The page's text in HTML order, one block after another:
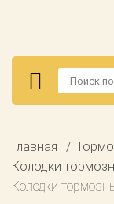
запросу
техобслуживание
Регистрация
Главная
Колодки
Колодки